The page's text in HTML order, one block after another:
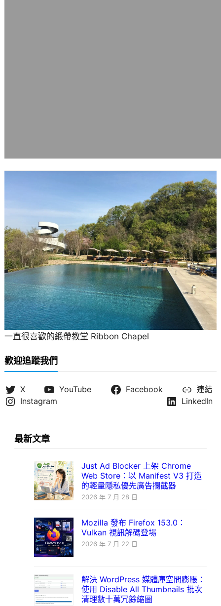
一直很喜歡的緞帶教堂 Ribbon Chapel
歡迎追蹤我們
X YouTube Facebook
連結
Instagram
LinkedIn
最新文章
Just Ad Blocker 上架 Chrome
Web Store：以 Manifest V3 打造
的輕量隱私優先廣告攔截器
2026 年 7 月 28 日
Mozilla 發布 Firefox 153.0：
Vulkan 視訊解碼登場
2026 年 7 月 22 日
解決 WordPress 媒體庫空間膨脹：
使用 Disable All Thumbnails 批次
清理數十萬冗餘縮圖